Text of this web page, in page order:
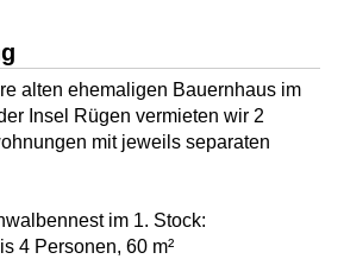
alten ehemaligen Bauernhaus im
Insel Rügen vermieten wir 2
mit jeweils separaten
im 1. Stock:
4 Personen, 60 m²